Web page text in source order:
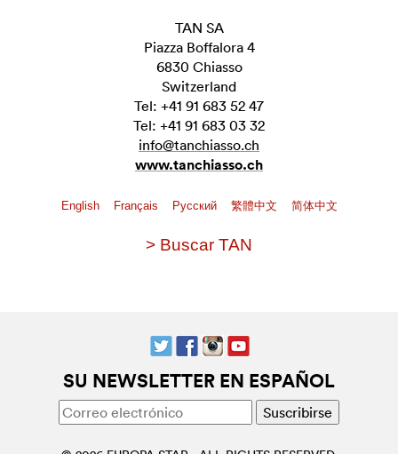
TAN SA
Piazza Boffalora 4
6830 Chiasso
Switzerland
Tel: +41 91 683 52 47
Tel: +41 91 683 03 32
info@tanchiasso.ch
www.tanchiasso.ch
English Français Pусский 繁體中文 简体中文
> Buscar TAN
SU NEWSLETTER EN ESPAÑOL